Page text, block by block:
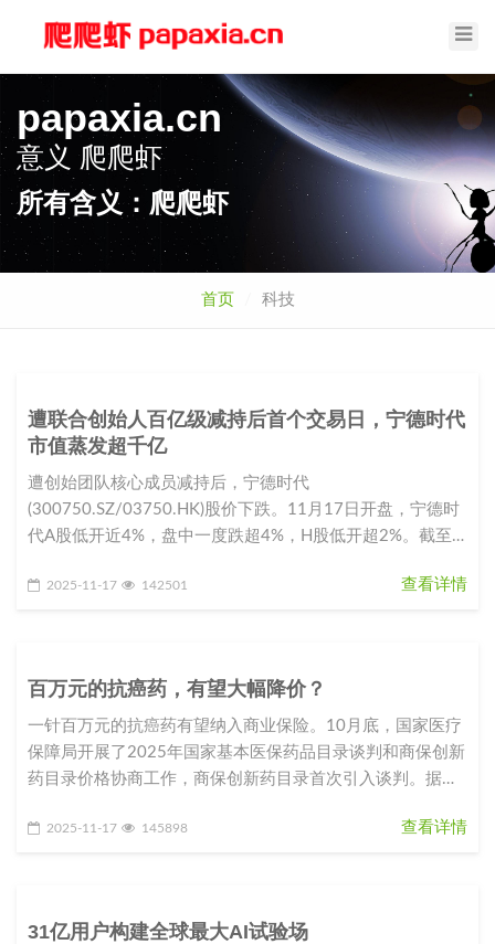
papaxia.cn
意义爬爬虾
所有含义：爬爬虾
首页 科技
遭联合创始人百亿级减持后首个交易日，宁德时代
市值蒸发超千亿
遭创始团队核心成员减持后，宁德时代
(300750.SZ/03750.HK)股价下跌。11月17日开盘，宁德时
代A股低开近4%，盘中一度跌超4%，H股低开超2%。截至
2025-11-17 142501 查看详情
百万元的抗癌药，有望大幅降价？
一针百万元的抗癌药有望纳入商业保险。10月底，国家医疗
保障局开展了2025年国家基本医保药品目录谈判和商保创新
药目录价格协商工作，商保创新药目录首次引入谈判。据现
2025-11-17 145898 查看详情
31亿用户构建全球最大AI试验场